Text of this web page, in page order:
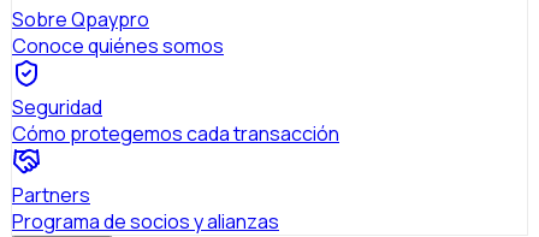
Sobre Qpaypro
Conoce quiénes somos
Seguridad
Cómo protegemos cada transacción
Partners
Programa de socios y alianzas